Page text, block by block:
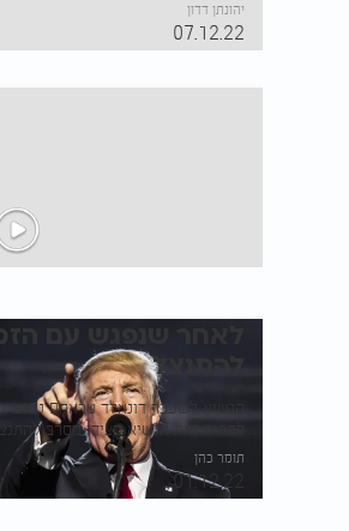
יהונתן דדון
07.12.22
לאחר שנפגש עם
להתנצל
הנשיא לשעבר דונאלד טראמפ נפגש
למרות זאת הנשיא מצידו מסרב
תומר כהן
01.12.22